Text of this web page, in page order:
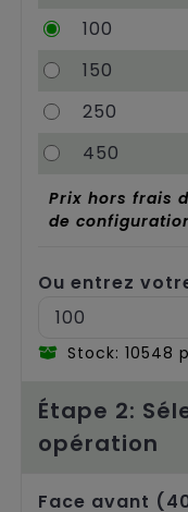
100
150
250
450
Ou entrez
Stock: 10548
Prix hors frais
de
Étape 2:
opération
Face avant